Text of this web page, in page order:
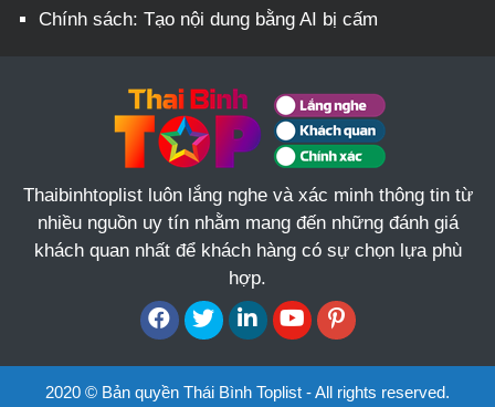
Chính sách: Tạo nội dung bằng AI bị cấm
Thaibinhtoplist luôn lắng nghe và xác minh thông tin từ
nhiều nguồn uy tín nhằm mang đến những đánh giá
khách quan nhất để khách hàng có sự chọn lựa phù
hợp.
2020 © Bản quyền Thái Bình Toplist - All rights reserved.